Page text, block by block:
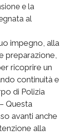
e la
al
impegno, alla
preparazione,
ricoprire un
continuità e
di Polizia
Questa
avanti anche
alla